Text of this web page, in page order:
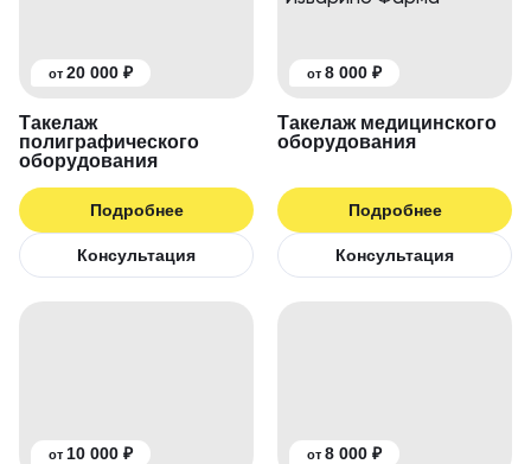
от 20 000 ₽
Такелаж
полиграфического
оборудования
Подробнее
Консультация
от 8 000 ₽
Такелаж медицинского
оборудования
Подробнее
Консультация
от 10 000 ₽ от 8 000 ₽